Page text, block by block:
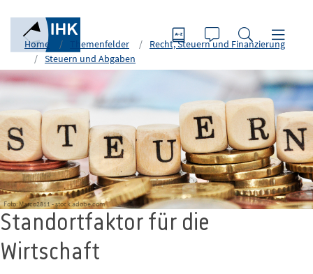
Home Themenfelder
Recht, Steuern und Finanzierung
Steuern und Abgaben
Foto: Marco2811 - stock.adobe.com
Standortfaktor für die
Wirtschaft